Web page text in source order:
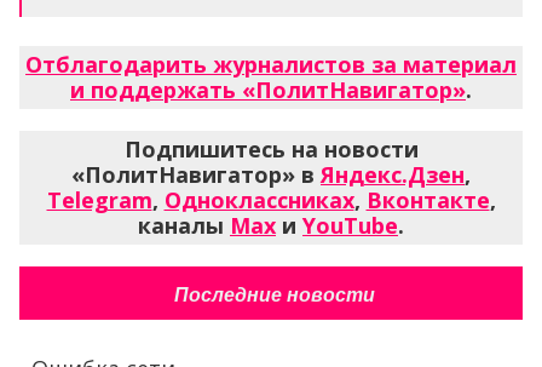
Отблагодарить журналистов за материал
и поддержать «ПолитНавигатор».
Подпишитесь на новости
«ПолитНавигатор» вЯндекс.Дзен,
Telegram, Одноклассниках, Вконтакте,
каналы Max и YouTube.
Последние новости